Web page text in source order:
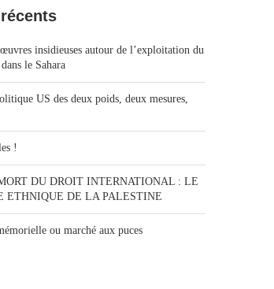
insidieuses autour de l’exploitation du
le Sahara
US des deux poids, deux mesures,
!
DU DROIT INTERNATIONAL : LE
ETHNIQUE DE LA PALESTINE
ou marché aux puces